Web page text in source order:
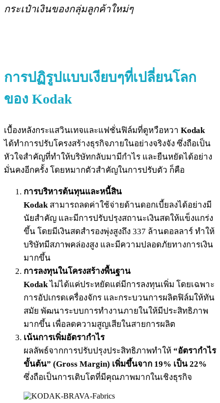
กระเป๋าเงินของกลุ่มลูกค้าใหม่ๆ
การปฏิรูปแบบเงียบๆที่เปลี่ยนโลก
ของ Kodak
เบื้องหลังกระแสวินเทจและแฟชั่นฟิล์มที่ดูหวือหวา Kodak
ได้ทำการปรับโครงสร้างธุรกิจภายในอย่างจริงจัง ซึ่งถือเป็น
หัวใจสำคัญที่ทำให้บริษัทกลับมามีกำไร และยืนหยัดได้อย่าง
มั่นคงอีกครั้ง โดยหมากตัวสำคัญในการปรับตัว ก็คือ
การบริหารต้นทุนและหนี้สิน
Kodakสามารถลดค่าใช้จ่ายด้านดอกเบี้ยลงได้อย่างมี
นัยสำคัญ และมีการปรับปรุงสถานะเงินสดให้แข็งแกร่ง
ขึ้น โดยมีเงินสดสำรองพุ่งสูงถึง 337 ล้านดอลลาร์ ทำให้
บริษัทมีสภาพคล่องสูง และมีความปลอดภัยทางการเงิน
มากขึ้น
การลงทุนในโครงสร้างพื้นฐาน
Kodakไม่ได้แค่ประหยัดแต่มีการลงทุนเพิ่ม โดยเฉพาะ
การอัปเกรดเครื่องจักร และกระบวนการผลิตฟิล์มให้ทัน
สมัย พัฒนาระบบการทำงานภายในให้มีประสิทธิภาพ
มากขึ้น เพื่อลดความสูญเสียในสายการผลิต
เน้นการเพิ่มอัตรากำไร
ผลลัพธ์จากการปรับปรุงประสิทธิภาพทำให้ “อัตรากำไร
ขั้นต้น” (Gross Margin) เพิ่มขึ้นจาก 19% เป็น 22%
ซึ่งถือเป็นการเติบโตที่มีคุณภาพมากในเชิงธุรกิจ